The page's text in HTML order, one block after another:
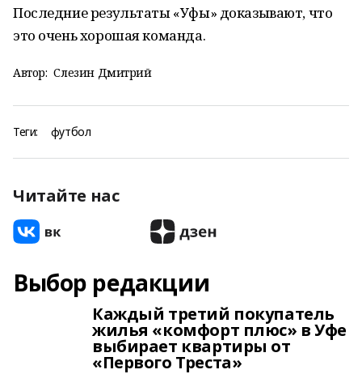
Последние результаты «Уфы» доказывают, что
это очень хорошая команда.
Автор: Слезин Дмитрий
Теги: футбол
Читайте нас
Выбор редакции
Каждый третий покупатель
жилья «комфорт плюс» в Уфе
выбирает квартиры от
«Первого Треста»